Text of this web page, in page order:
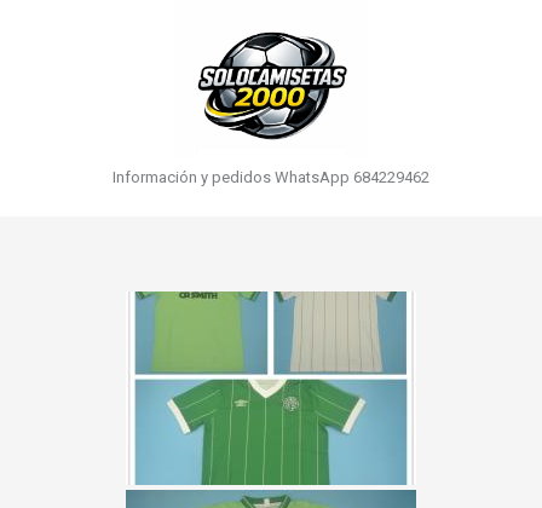
Información y pedidos WhatsApp 684229462